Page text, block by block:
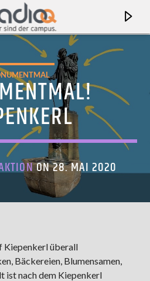
ON 28. MAI 2020
Kiepenkerl überall
Bäckereien, Blumensamen,
ist nach dem Kiepenkerl